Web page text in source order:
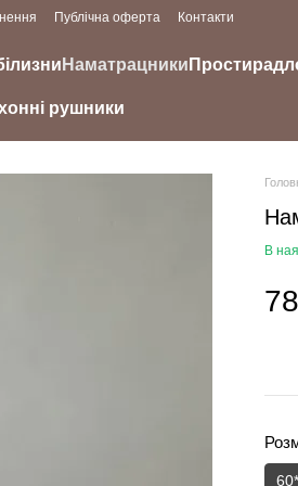
Публічна оферта Контакти
Наматрацники
рушники
В